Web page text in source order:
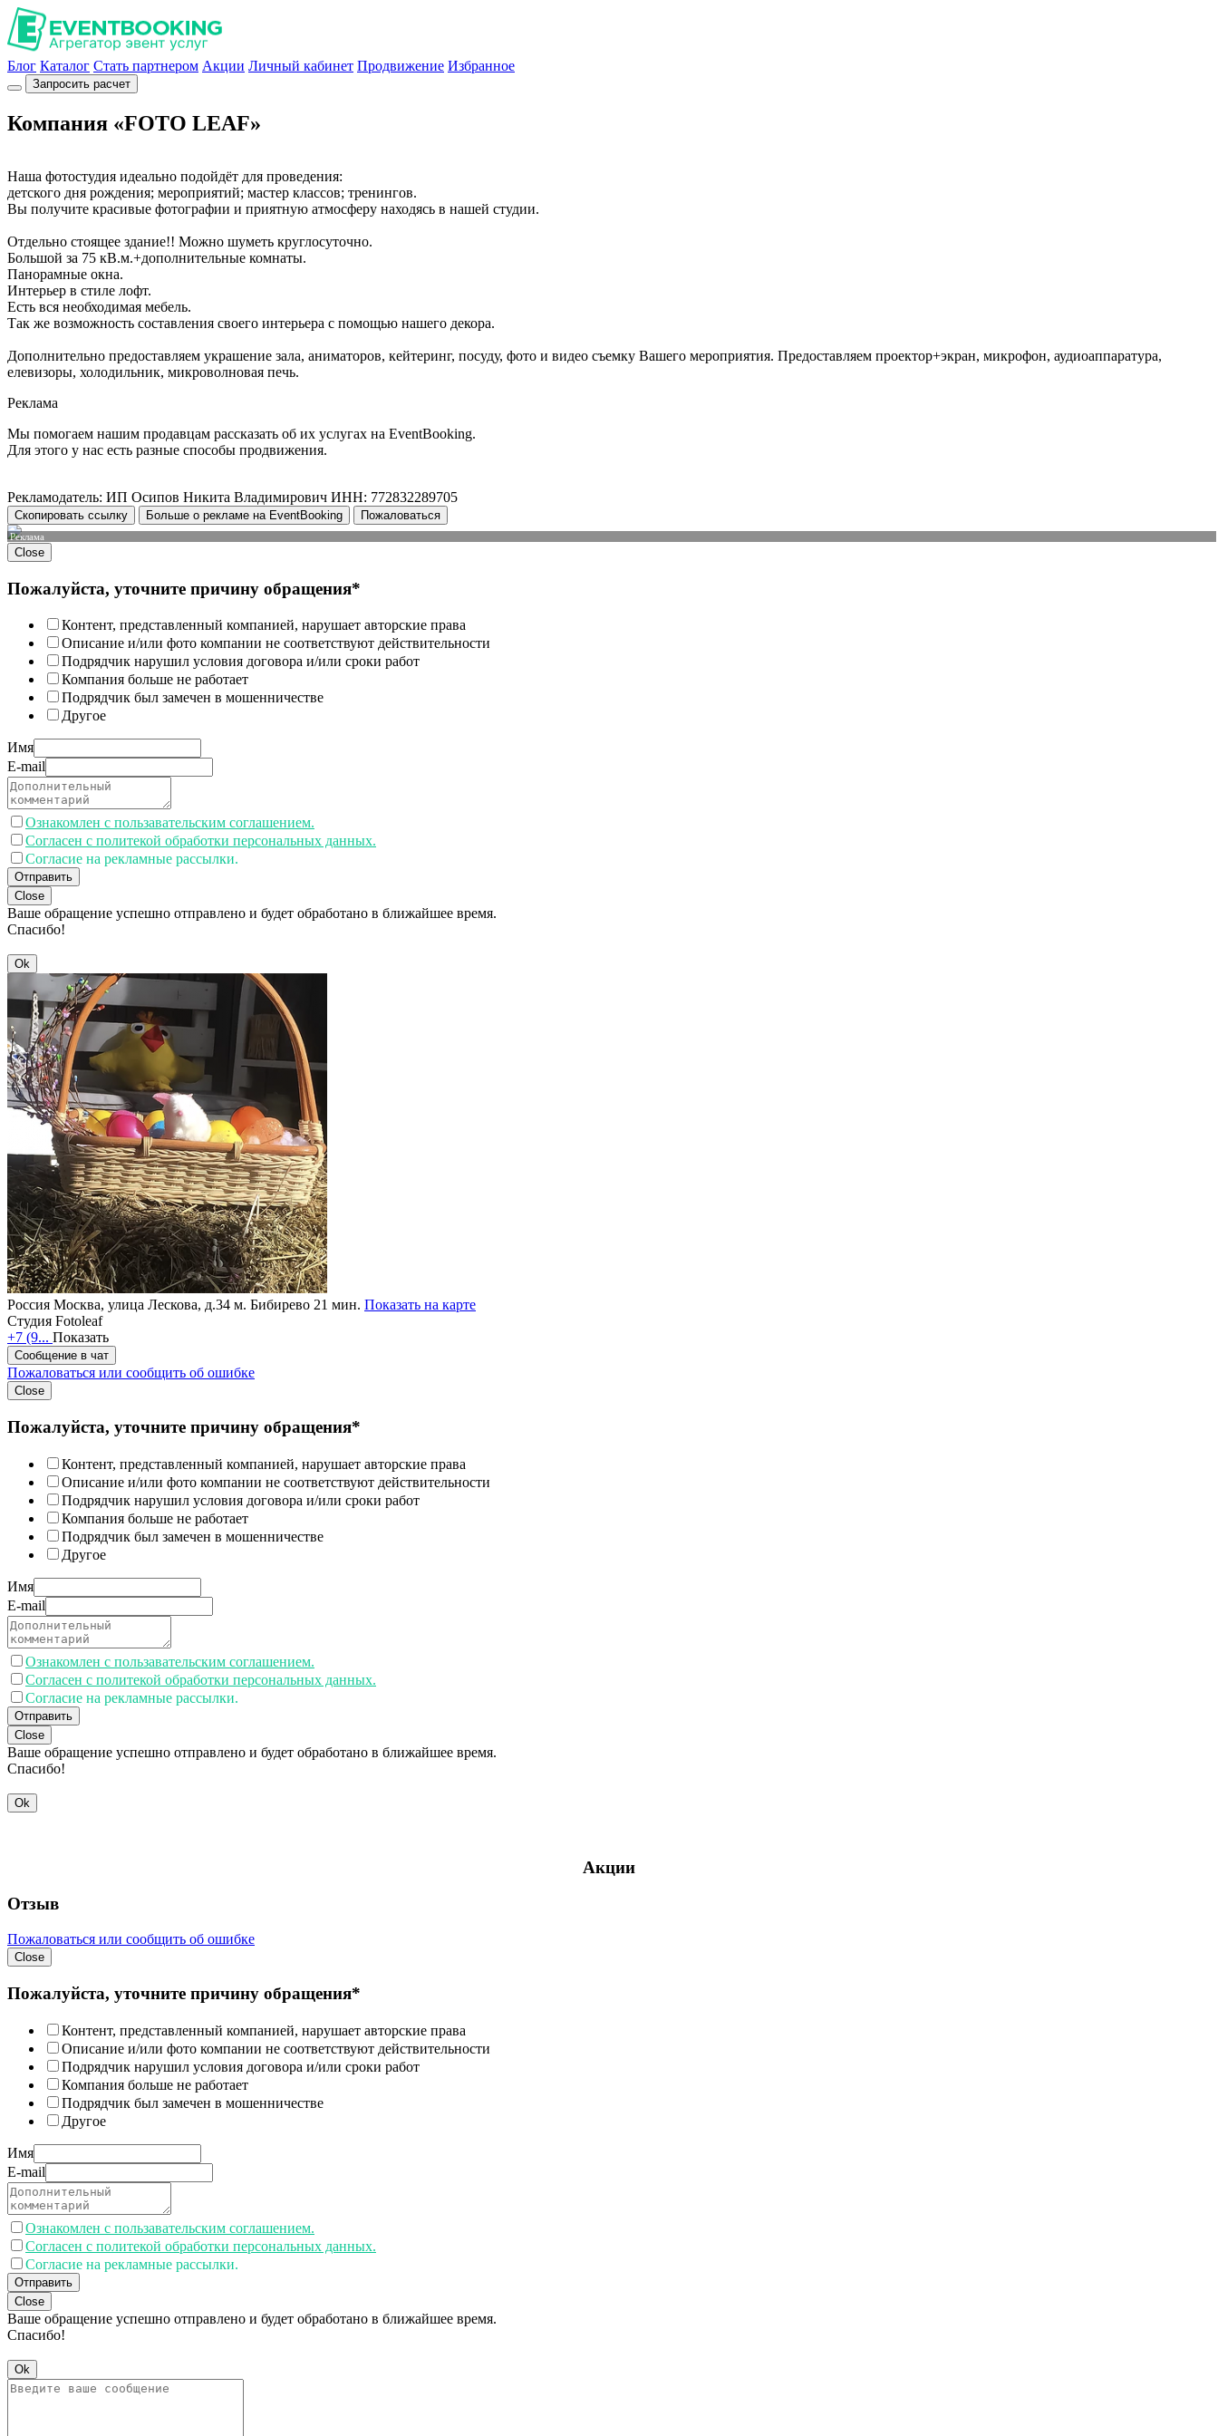
Блог Каталог Стать партнером Акции Личный кабинет Продвижение Избранное
Запросить расчет
Компания «FOTO LEAF»
Наша фотостудия идеально подойдёт для проведения:
детского дня рождения; мероприятий; мастер классов; тренингов.
Вы получите красивые фотографии и приятную атмосферу находясь в нашей студии.
Отдельно стоящее здание!! Можно шуметь круглосуточно.
Большой за 75 кВ.м.+дополнительные комнаты.
Панорамные окна.
Интерьер в стиле лофт.
Есть вся необходимая мебель.
Так же возможность составления своего интерьера с помощью нашего декора.
Дополнительно предоставляем украшение зала, аниматоров, кейтеринг, посуду, фото и видео съемку Вашего мероприятия. Предоставляем проектор+экран, микрофон, аудиоаппаратура,
елевизоры, холодильник, микроволновая печь.
Реклама
Мы помогаем нашим продавцам рассказать об их услугах на EventBooking.
Для этого у нас есть разные способы продвижения.
Рекламодатель: ИП Осипов Никита Владимирович ИНН: 772832289705
Скопировать ссылку Больше о рекламе на EventBooking Пожаловаться
Реклама
Close
Пожалуйста, уточните причину обращения*
Контент, представленный компанией, нарушает авторские права
Описание и/или фото компании не соответствуют действительности
Подрядчик нарушил условия договора и/или сроки работ
Компания больше не работает
Подрядчик был замечен в мошенничестве
Другое
Имя
E-mail
Ознакомлен с пользавательским соглашением.
Согласен с политекой обработки персональных данных.
Согласие на рекламные рассылки.
Отправить
Close
Ваше обращение успешно отправлено и будет обработано в ближайшее время.
Спасибо!
Ok
Россия Москва, улица Лескова, д.34 м. Бибирево 21 мин. Показать на карте
Студия Fotoleaf
+7 (9... Показать
Сообщение в чат
Пожаловаться или сообщить об ошибке
Close
Пожалуйста, уточните причину обращения*
Контент, представленный компанией, нарушает авторские права
Описание и/или фото компании не соответствуют действительности
Подрядчик нарушил условия договора и/или сроки работ
Компания больше не работает
Подрядчик был замечен в мошенничестве
Другое
Имя
E-mail
Ознакомлен с пользавательским соглашением.
Согласен с политекой обработки персональных данных.
Согласие на рекламные рассылки.
Отправить
Close
Ваше обращение успешно отправлено и будет обработано в ближайшее время.
Спасибо!
Ok
Акции
Отзыв
Пожаловаться или сообщить об ошибке
Close
Пожалуйста, уточните причину обращения*
Контент, представленный компанией, нарушает авторские права
Описание и/или фото компании не соответствуют действительности
Подрядчик нарушил условия договора и/или сроки работ
Компания больше не работает
Подрядчик был замечен в мошенничестве
Другое
Имя
E-mail
Ознакомлен с пользавательским соглашением.
Согласен с политекой обработки персональных данных.
Согласие на рекламные рассылки.
Отправить
Close
Ваше обращение успешно отправлено и будет обработано в ближайшее время.
Спасибо!
Ok